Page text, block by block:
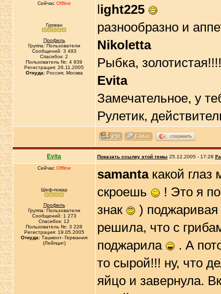
Сейчас Offline
Гурман
Профиль
Группа: Пользователи
Сообщений: 3 493
Спасибок: 2
Пользователь №: 4 939
Регистрация: 26.11.2005
Откуда:Россия, Москва
light225
разнообразно и
Nikoletta
Рыбка,
Evita
Замечательное, у
Рулетик,
сохранить
Evita Показать ссылку этой темы 25.12.2005 - 17:28
Сейчас Offline
Шеф-повар
Профиль
Группа: Пользователи
Сообщений: 1 273
Спасибок: 12
Пользователь №: 3 228
Регистрация: 19.05.2005
Откуда: Ташкент- Германия
(Лейпциг)
samantaкакой глаз
скроешь
! Это я
знак
) поджаривая
решила, что с
поджарила
. А
то сырой!!! ну, что
яйцо и завернула.